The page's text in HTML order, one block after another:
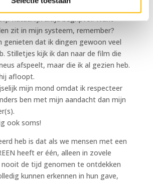
natuurlijk altijd begripvol. Want
zit in mijn systeem, remember?
genieten dat ik dingen gewoon veel
Stilletjes kijk ik dan naar de film die
afspeelt, maar die ik al gezien heb.
afloopt.
mijn mond omdat ik respecteer
ben met mijn aandacht dan mijn
ook soms!
heb is dat als we mensen met een
heeft er één, alleen in zovele
de tijd genomen te ontdekken
kunnen erkennen in hun gave,